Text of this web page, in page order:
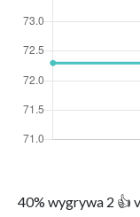
40% wygrywa 2 👍